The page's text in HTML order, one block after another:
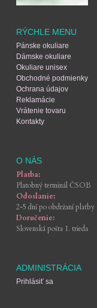
RÝCHLE MENU
Pánske okuliare
Dámske okuliare
Okuliare unisex
Obchodné podmienky
Ochrana údajov
Reklamácie
Vrátenie tovaru
Kontakty
O NÁS
Platba:
Platobný terminál ČSOB
Odoslanie:
2-5 dní po obdržaní platby
Doručenie:
Slovenská pošta 1. trieda
ADMINISTRÁCIA
Prihlásiť sa